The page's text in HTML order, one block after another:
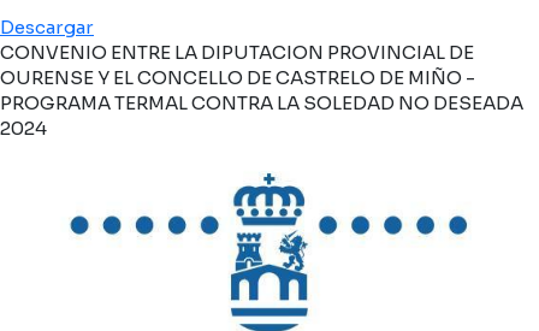
Descargar
CONVENIO ENTRE LA DIPUTACION PROVINCIAL DE
OURENSE Y EL CONCELLO DE CASTRELO DE MIÑO -
PROGRAMA TERMAL CONTRA LA SOLEDAD NO DESEADA
2024